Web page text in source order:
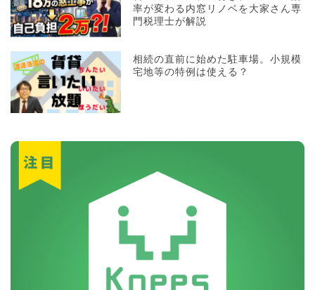
率が変わる内窓リノベを大家さん専
門税理士が解説
相続の直前に始めた駐車場。小規模
宅地等の特例は使える？